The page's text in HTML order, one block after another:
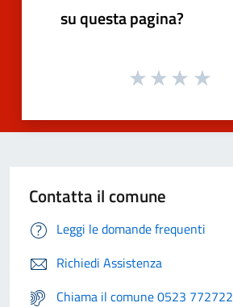
su questa pagina?
Contatta il comune
Leggi le domande frequenti
Richiedi Assistenza
Chiama il comune 0523 772722